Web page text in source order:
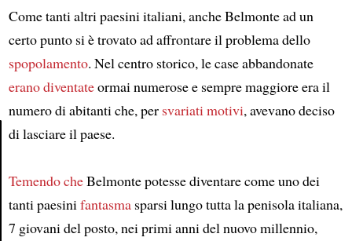
Come tanti altri paesini italiani, anche Belmonte ad un
certo punto si è trovato ad affrontare il problema dello
spopolamento. Nel centro storico, le case abbandonate
erano diventateormai numerose e sempre maggiore era il
numero di abitanti che, per svariati motivi, avevano deciso
di lasciare il paese.
Temendo cheBelmonte potesse diventare come uno dei
tanti paesinifantasmasparsi lungo tutta la penisola italiana,
7 giovani del posto, nei primi anni del nuovo millennio,